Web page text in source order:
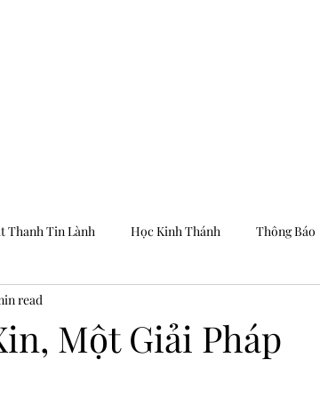
Thanh Tin Lành Học Kinh Thánh Thông Báo
Một Giải Pháp
read